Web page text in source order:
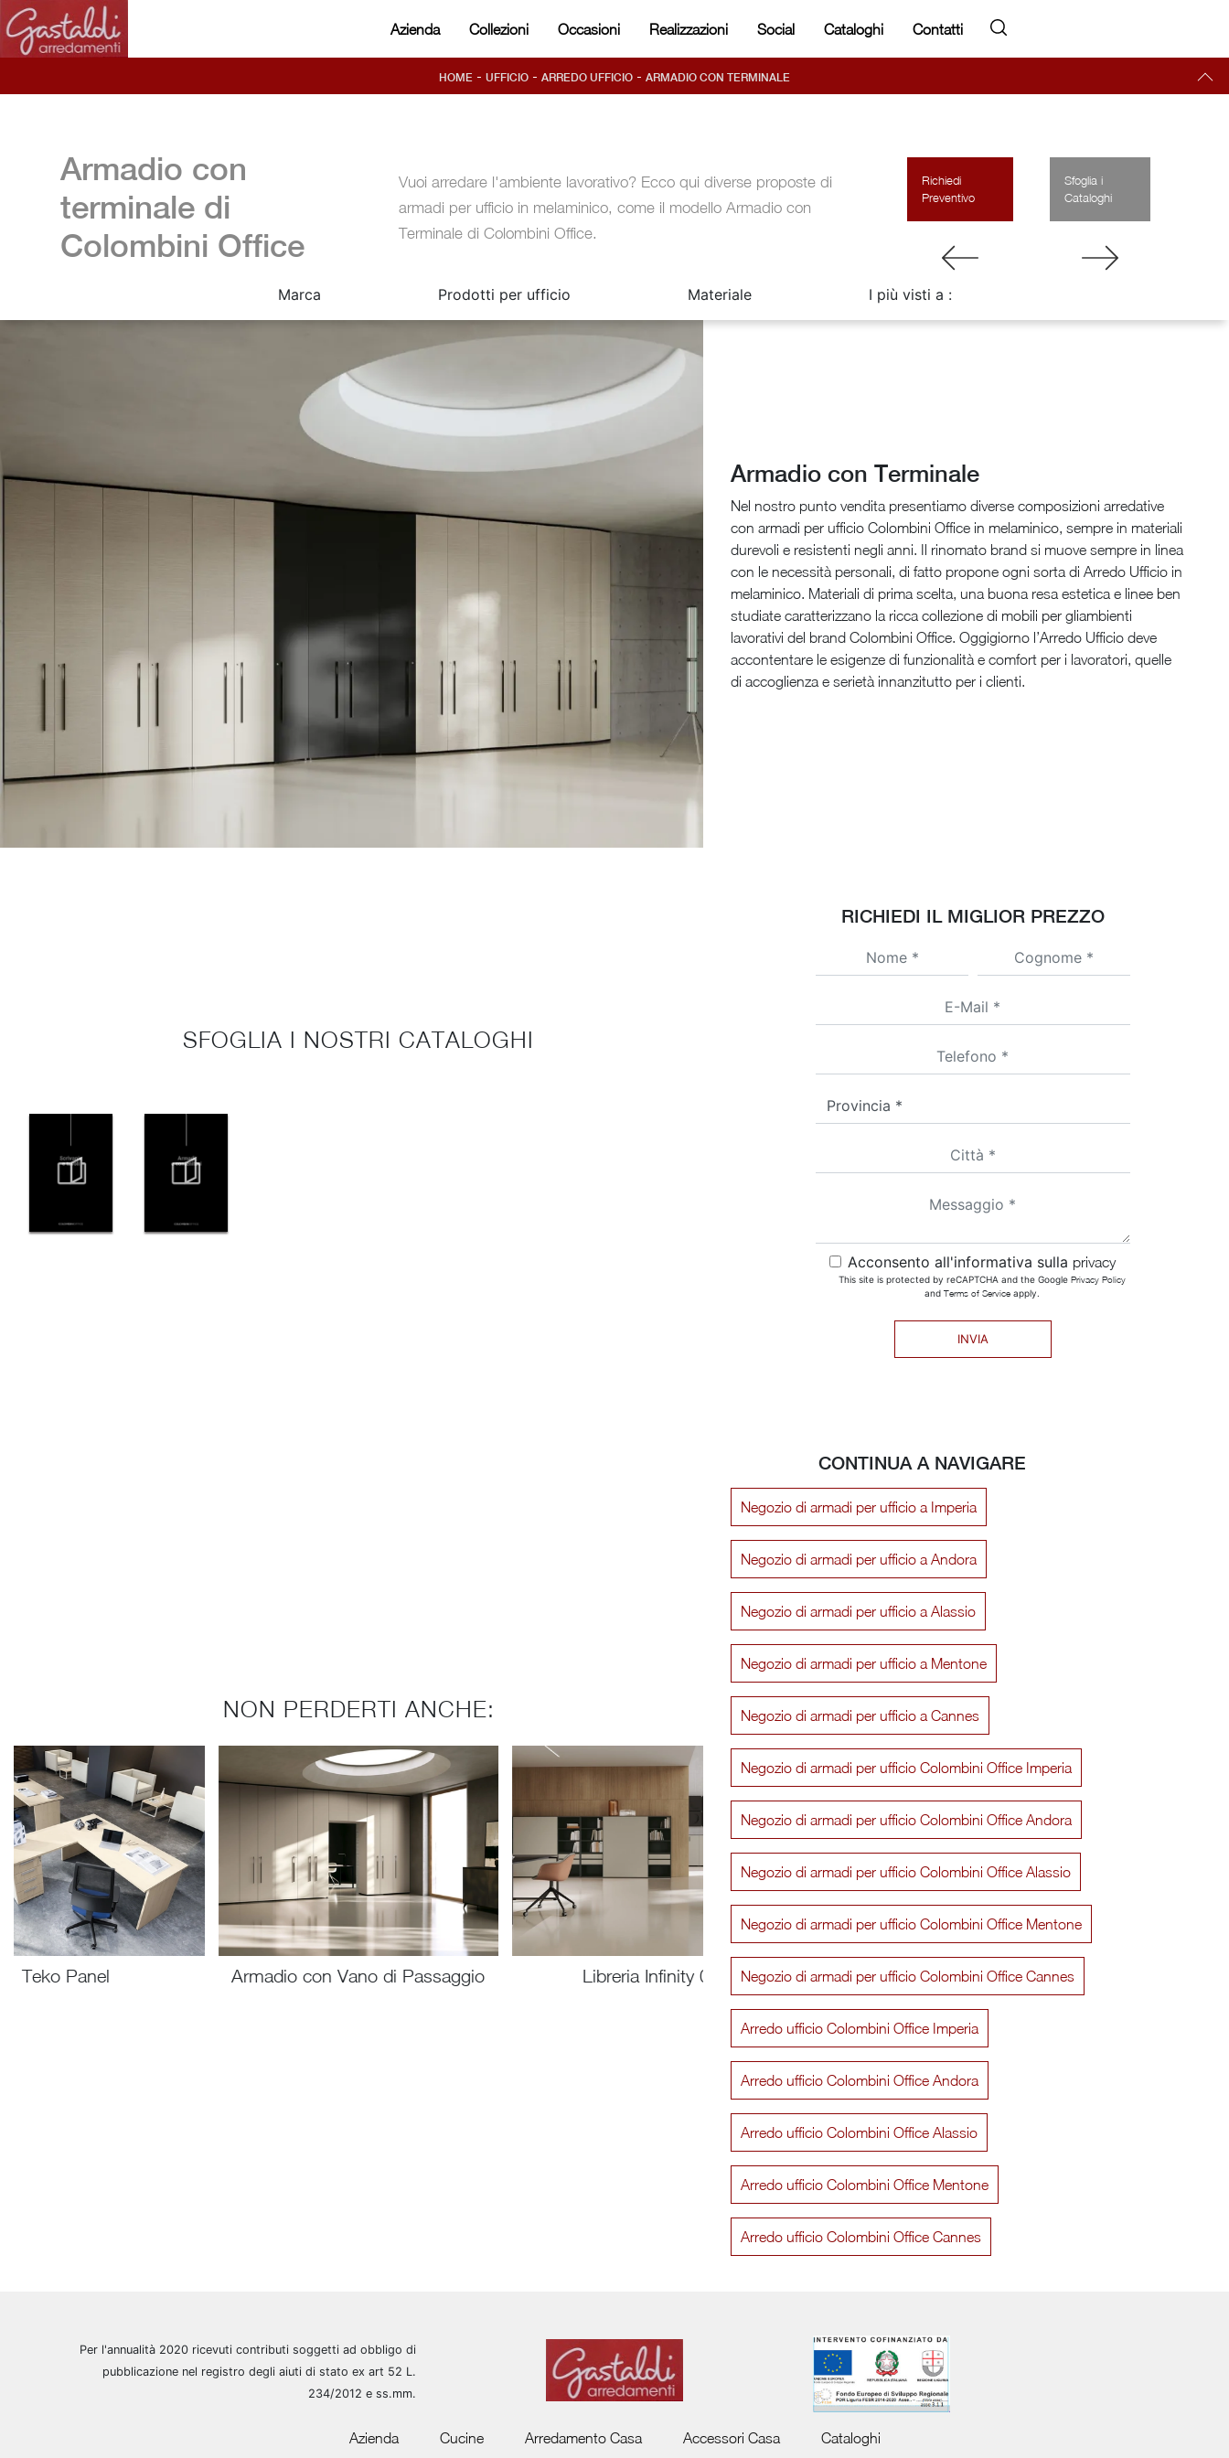
Azienda Collezioni Occasioni Realizzazioni Social Cataloghi Contatti
HOME - UFFICIO - ARREDO UFFICIO - ARMADIO CON TERMINALE
Armadio con
terminale di
Colombini Office
Vuoi arredare l'ambiente lavorativo? Ecco qui diverse proposte di
armadi per ufficio in melaminico, come il modello Armadio con
Terminale di Colombini Office.
Richiedi
Preventivo
Sfoglia i
Cataloghi
Marca Prodotti per ufficio Materiale I più visti a :
Armadio con Terminale
Nel nostro punto vendita presentiamo diverse composizioni arredative
con armadi per ufficio Colombini Office in melaminico, sempre in materiali
durevoli e resistenti negli anni. Il rinomato brand si muove sempre in linea
con le necessità personali, di fatto propone ogni sorta di Arredo Ufficio in
melaminico. Materiali di prima scelta, una buona resa estetica e linee ben
studiate caratterizzano la ricca collezione di mobili per gliambienti
lavorativi del brand Colombini Office. Oggigiorno l’Arredo Ufficio deve
accontentare le esigenze di funzionalità e comfort per i lavoratori, quelle
di accoglienza e serietà innanzitutto per i clienti.
SFOGLIA I NOSTRI CATALOGHI
RICHIEDI IL MIGLIOR PREZZO
Acconsento all'informativa sulla privacy
This site is protected by reCAPTCHA and the Google Privacy Policy
and Terms of Serviceapply.
INVIA
NON PERDERTI ANCHE:
Teko Panel Armadio con Vano di Passaggio Libreria Infinity 01 Nume
CONTINUA A NAVIGARE
Negozio di armadi per ufficio a Imperia
Negozio di armadi per ufficio a Andora
Negozio di armadi per ufficio a Alassio
Negozio di armadi per ufficio a Mentone
Negozio di armadi per ufficio a Cannes
Negozio di armadi per ufficio Colombini Office Imperia
Negozio di armadi per ufficio Colombini Office Andora
Negozio di armadi per ufficio Colombini Office Alassio
Negozio di armadi per ufficio Colombini Office Mentone
Negozio di armadi per ufficio Colombini Office Cannes
Arredo ufficio Colombini Office Imperia
Arredo ufficio Colombini Office Andora
Arredo ufficio Colombini Office Alassio
Arredo ufficio Colombini Office Mentone
Arredo ufficio Colombini Office Cannes
Per l'annualità 2020 ricevuti contributi soggetti ad obbligo di
pubblicazione nel registro degli aiuti di stato ex art 52 L.
234/2012 e ss.mm.
Azienda Cucine Arredamento Casa Accessori Casa Cataloghi